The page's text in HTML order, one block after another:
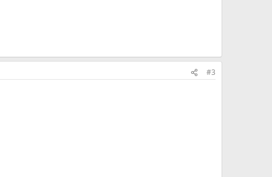
#3